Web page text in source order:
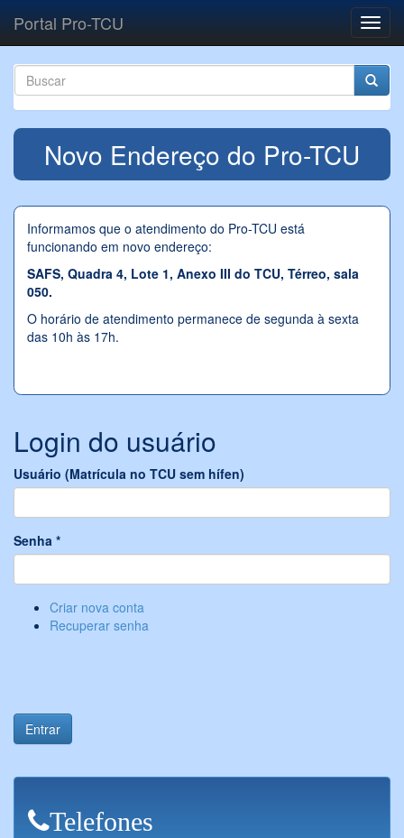
Portal Pro-TCU
Formulário de busca
Buscar
Novo Endereço do Pro-TCU
Informamos que o atendimento do Pro-TCU está
funcionando em novo endereço:
SAFS, Quadra 4, Lote 1, Anexo III do TCU, Térreo, sala
050.
O horário de atendimento permanece de segunda à sexta
das 10h às 17h.
Login do usuário
Usuário (Matrícula no TCU sem hífen)
Senha *
Criar nova conta
Recuperar senha
Entrar
Telefones